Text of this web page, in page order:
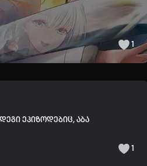
1
ეპიზოდებიც, აბა
1